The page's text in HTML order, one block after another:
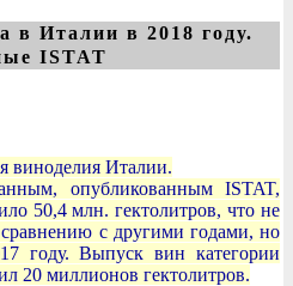
в Италии в 2018 году.
ISTAT
виноделия Италии.
опубликованным ISTAT,
50,4 млн. гектолитров, что не
с другими годами, но
году. Выпуск вин категории
20 миллионов гектолитров.